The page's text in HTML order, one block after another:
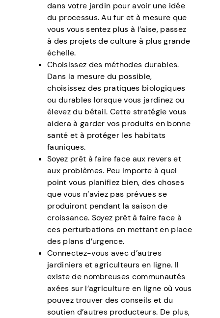
dans votre jardin pour avoir une idée
du processus. Au fur et à mesure que
vous vous sentez plus à l’aise, passez
à des projets de culture à plus grande
échelle.
Choisissez des méthodes durables.
Dans la mesure du possible,
choisissez des pratiques biologiques
ou durables lorsque vous jardinez ou
élevez du bétail. Cette stratégie vous
aidera à garder vos produits en bonne
santé et à protéger les habitats
fauniques.
Soyez prêt à faire face aux revers et
aux problèmes. Peu importe à quel
point vous planifiez bien, des choses
que vous n’aviez pas prévues se
produiront pendant la saison de
croissance. Soyez prêt à faire face à
ces perturbations en mettant en place
des plans d’urgence.
Connectez-vous avec d’autres
jardiniers et agriculteurs en ligne. Il
existe de nombreuses communautés
axées sur l’agriculture en ligne où vous
pouvez trouver des conseils et du
soutien d’autres producteurs. De plus,